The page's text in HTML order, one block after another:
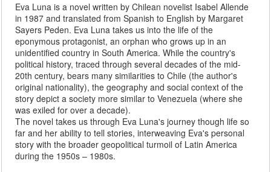
Eva Luna is a novel written by Chilean novelist Isabel Allende
in 1987 and translated from Spanish to English by Margaret
Sayers Peden. Eva Luna takes us into the life of the
eponymous protagonist, an orphan who grows up in an
unidentified country in South America. While the country's
political history, traced through several decades of the mid-
20th century, bears many similarities to Chile (the author's
original nationality), the geography and social context of the
story depict a society more similar to Venezuela (where she
was exiled for over a decade).
The novel takes us through Eva Luna's journey though life so
far and her ability to tell stories, interweaving Eva's personal
story with the broader geopolitical turmoil of Latin America
during the 1950s – 1980s.